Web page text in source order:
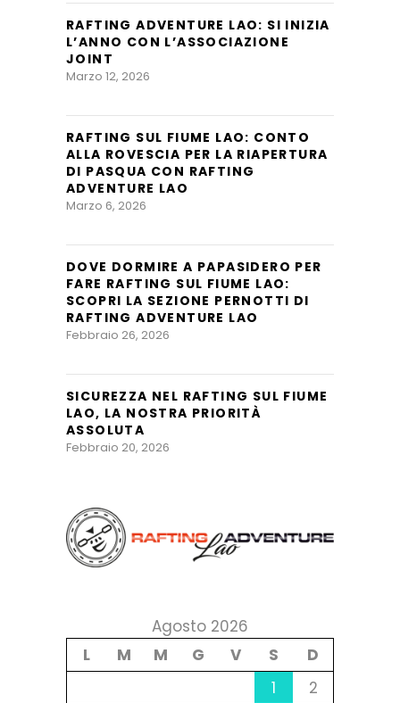
RAFTING ADVENTURE LAO: SI INIZIA
L’ANNO CON L’ASSOCIAZIONE
JOINT
Marzo 12, 2026
RAFTING SUL FIUME LAO: CONTO
ALLA ROVESCIA PER LA RIAPERTURA
DI PASQUA CON RAFTING
ADVENTURE LAO
Marzo 6, 2026
DOVE DORMIRE A PAPASIDERO PER
FARE RAFTING SUL FIUME LAO:
SCOPRI LA SEZIONE PERNOTTI DI
RAFTING ADVENTURE LAO
Febbraio 26, 2026
SICUREZZA NEL RAFTING SUL FIUME
LAO, LA NOSTRA PRIORITÀ
ASSOLUTA
Febbraio 20, 2026
Agosto 2026
L
M M G V S
D
1
2